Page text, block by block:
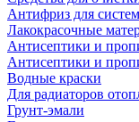
Антифриз для
Лакокрасочные
Антисептики и
Антисептики и
Водные краски
Для радиаторов
Грунт-эмали